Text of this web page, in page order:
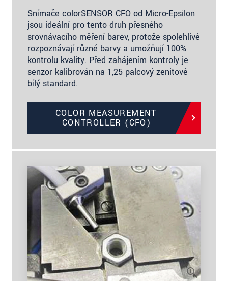
Snímače colorSENSOR CFO od Micro-Epsilon
jsou ideální pro tento druh přesného
srovnávacího měření barev, protože spolehlivě
rozpoznávají různé barvy a umožňují 100%
kontrolu kvality. Před zahájením kontroly je
senzor kalibrován na 1,25 palcový zenitově
bílý standard.
COLOR MEASUREMENT
CONTROLLER (CFO)